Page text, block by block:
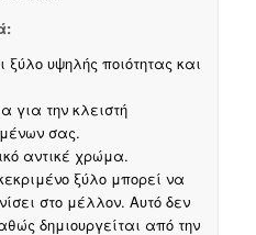
υψηλής ποιότητας και
για την κλειστή
σας.
αντικέ χρώμα.
ξύλο μπορεί να
στο μέλλον. Αυτό δεν
δημιουργείται από την